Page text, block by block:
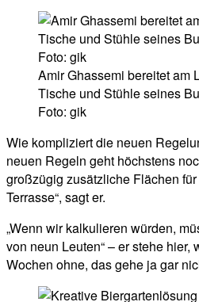
Amir Ghassemi bereitet am
Tische und Stühle seines
Foto: gik
Wie kompliziert die neuen
neuen Regeln geht höchstens
großzügig zusätzliche Flächen
Terrasse“, sagt er.
„Wenn wir kalkulieren würden,
von neun Leuten“ – er stehe
Wochen ohne, das gehe ja gar